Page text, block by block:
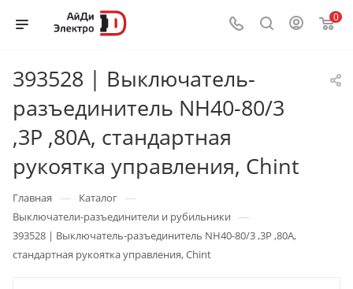
0
393528 | Выключатель-
разъединитель NH40-80/3
,3P ,80А, стандартная
рукоятка управления, Chint
Главная — Каталог —
Выключатели-разъединители и рубильники —
393528 | Выключатель-разъединитель NH40-80/3 ,3P ,80А,
стандартная рукоятка управления, Chint